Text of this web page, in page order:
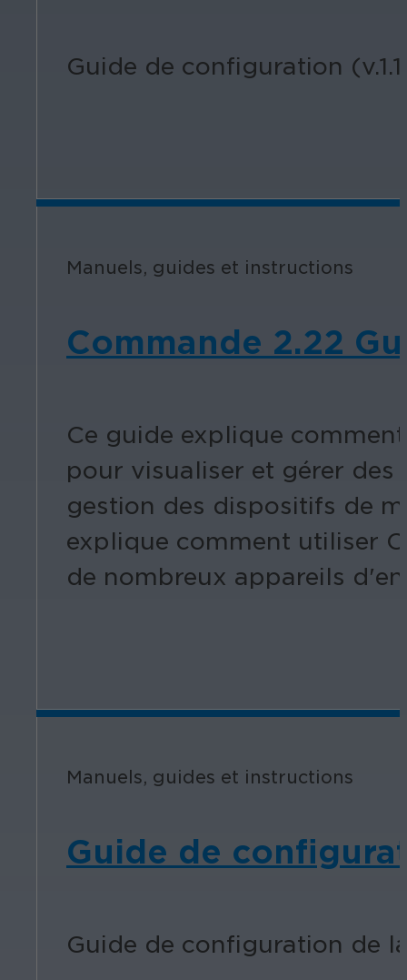
Guide de configuration
Manuels, guides et instructions
Commande 2.22
Ce guide explique
pour visualiser et gérer
gestion des dispositifs de
explique comment utiliser
de nombreux appareils
Manuels, guides et instructions
Guide de
Guide de configuration de